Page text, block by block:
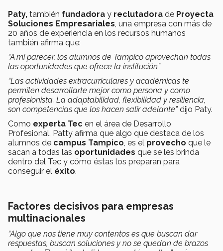
Paty, también fundadora y reclutadora de Proyecta
Soluciones Empresariales, una empresa con más de
20 años de experiencia en los recursos humanos
también afirma que:
“A mi parecer, los alumnos de Tampico aprovechan todas
las oportunidades que ofrece la institución”
“Las actividades extracurriculares y académicas te
permiten desarrollarte mejor como persona y como
profesionista. La adaptabilidad, flexibilidad y resiliencia,
son competencias que los hacen salir adelante”dijo Paty.
Como experta Tec en el área de Desarrollo
Profesional, Patty afirma que algo que destaca de los
alumnos de campus Tampico, es el provecho que le
sacan a todas las oportunidades que se les brinda
dentro del Tec y cómo éstas los preparan para
conseguir el éxito.
Factores decisivos para empresas
multinacionales
“Algo que nos tiene muy contentos es que buscan dar
respuestas, buscan soluciones y no se quedan de brazos